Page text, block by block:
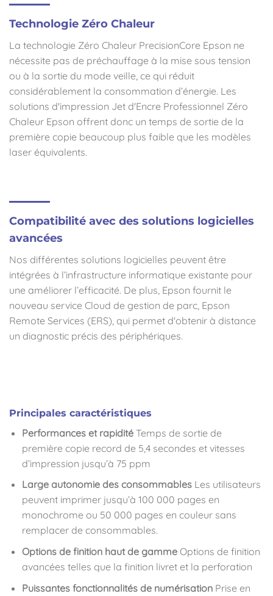
Technologie Zéro Chaleur
La technologie Zéro Chaleur PrecisionCore Epson ne
nécessite pas de préchauffage à la mise sous tension
ou à la sortie du mode veille, ce qui réduit
considérablement la consommation d’énergie. Les
solutions d'impression Jet d'Encre Professionnel Zéro
Chaleur Epson offrent donc un temps de sortie de la
première copie beaucoup plus faible que les modèles
laser équivalents.
Compatibilité avec des solutions logicielles
avancées
Nos différentes solutions logicielles peuvent être
intégrées à l’infrastructure informatique existante pour
une améliorer l’efficacité. De plus, Epson fournit le
nouveau service Cloud de gestion de parc, Epson
Remote Services (ERS), qui permet d'obtenir à distance
un diagnostic précis des périphériques.
Principales caractéristiques
Performances et rapiditéTemps de sortie de
première copie record de 5,4 secondes et vitesses
d’impression jusqu’à 75 ppm
Large autonomie des consommablesLes utilisateurs
peuvent imprimer jusqu’à 100 000 pages en
monochrome ou 50 000 pages en couleur sans
remplacer de consommables.
Options de finition haut de gammeOptions de finition
avancées telles que la finition livret et la perforation
Puissantes fonctionnalités de numérisationPrise en